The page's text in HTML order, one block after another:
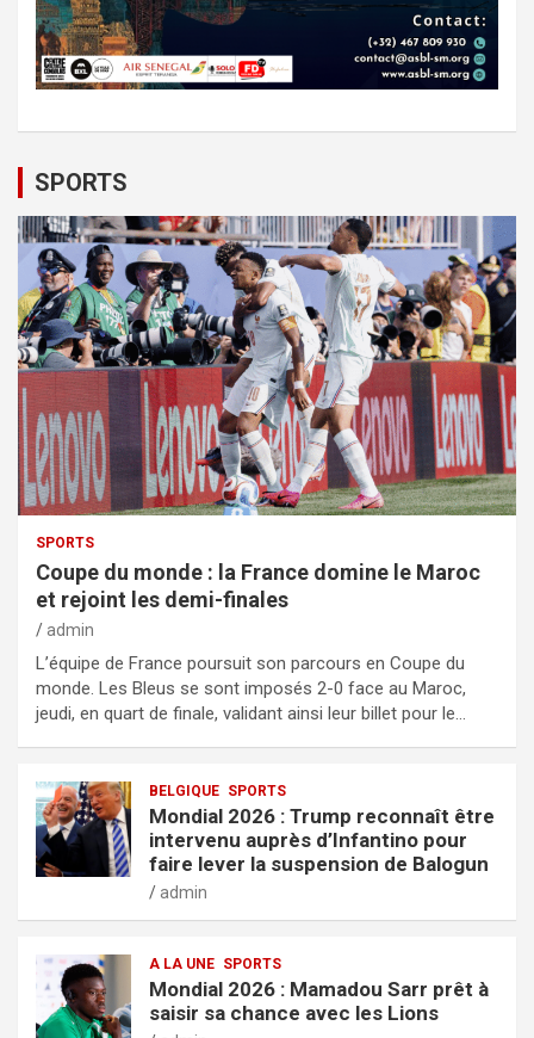
SPORTS
SPORTS
Coupe du monde : la France domine le Maroc
et rejoint les demi-finales
admin
L’équipe de France poursuit son parcours en Coupe du
monde. Les Bleus se sont imposés 2-0 face au Maroc,
jeudi, en quart de finale, validant ainsi leur billet pour le…
BELGIQUE SPORTS
Mondial 2026 : Trump reconnaît être
intervenu auprès d’Infantino pour
faire lever la suspension de Balogun
admin
A LA UNE SPORTS
Mondial 2026 : Mamadou Sarr prêt à
saisir sa chance avec les Lions